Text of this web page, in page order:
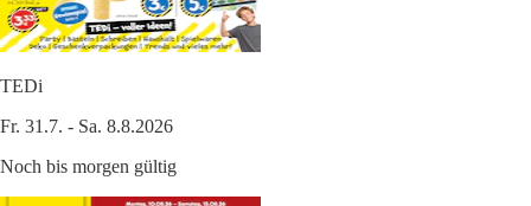
TEDi
Fr. 31.7. - Sa. 8.8.2026
Noch bis morgen gültig